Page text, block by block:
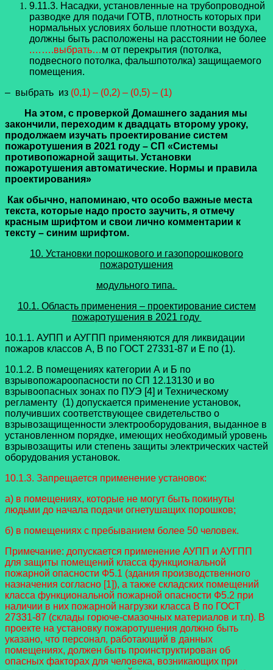
9.11.3. Насадки, установленные на трубопроводной
разводке для подачи ГОТВ, плотность которых при
нормальных условиях больше плотности воздуха,
должны быть расположены на расстоянии не более
.…….выбрать…м от перекрытия (потолка,
подвесного потолка, фальшпотолка) защищаемого
помещения.
– выбрать из (0,1) – (0,2) – (0,5) – (1)
На этом, с проверкой Домашнего задания мы
закончили, переходим к двадцать второму уроку,
продолжаем изучать проектирование систем
пожаротушения в 2021 году – СП «Системы
противопожарной защиты. Установки
пожаротушения автоматические. Нормы и правила
проектирования»
Как обычно, напоминаю, что особо важные места
текста, которые надо просто заучить, я отмечу
красным шрифтом и свои лично комментарии к
тексту – синим шрифтом.
10. Установки порошкового и газопорошкового
пожаротушения
модульного типа.
10.1. Область применения – проектирование систем
пожаротушения в 2021 году
10.1.1. АУПП и АУГПП применяются для ликвидации
пожаров классов A, B по ГОСТ 27331-87 и E по (1).
10.1.2. В помещениях категории А и Б по
взрывопожароопасности по СП 12.13130 и во
взрывоопасных зонах по ПУЭ [4] и Техническому
регламенту (1) допускается применение установок,
получивших соответствующее свидетельство о
взрывозащищенности электрооборудования, выданное в
установленном порядке, имеющих необходимый уровень
взрывозащиты или степень защиты электрических частей
оборудования установок.
10.1.3. Запрещается применение установок:
а) в помещениях, которые не могут быть покинуты
людьми до начала подачи огнетушащих порошков;
б) в помещениях с пребыванием более 50 человек.
Примечание: допускается применение АУПП и АУГПП
для защиты помещений класса функциональной
пожарной опасности Ф5.1 (здания производственного
назначения согласно [1]), а также складских помещений
класса функциональной пожарной опасности Ф5.2 при
наличии в них пожарной нагрузки класса B по ГОСТ
27331-87 (склады горюче-смазочных материалов и т.п). В
проекте на установку пожаротушения должно быть
указано, что персонал, работающий в данных
помещениях, должен быть проинструктирован об
опасных факторах для человека, возникающих при